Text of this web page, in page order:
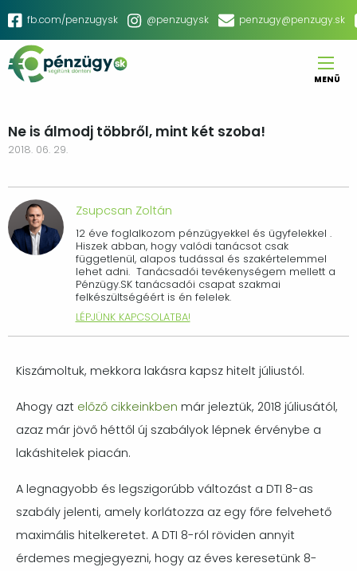
Ugrás
tartalomra
Social
menu
fb.com/penzugysk @penzugysk penzugy@penzugy.sk
MENÜ
Ne is álmodj többről, mint két szoba!
2018. 06. 29.
Zsupcsan Zoltán
12 éve foglalkozom pénzügyekkel és ügyfelekkel .
Hiszek abban, hogy valódi tanácsot csak
függetlenül, alapos tudással és szakértelemmel
lehet adni. Tanácsadói tevékenységem mellett a
Pénzügy.SK tanácsadói csapat szakmai
felkészültségéért is én felelek.
LÉPJÜNK KAPCSOLATBA!
Kiszámoltuk, mekkora lakásra kapsz hitelt júliustól.
Ahogy azt előző cikkeinkben már jeleztük, 2018 júliusától,
azaz már jövő héttől új szabályok lépnek érvénybe a
lakáshitelek piacán.
A legnagyobb és legszigorúbb változást a DTI 8-as
szabály jelenti, amely korlátozza az egy főre felvehető
maximális hitelkeretet. A DTI 8-ról röviden annyit
érdemes megjegyezni, hogy az éves keresetünk 8-